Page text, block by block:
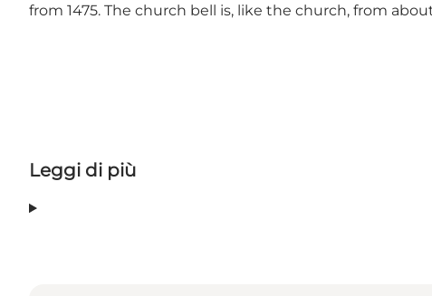
from 1475. The church bell is, like the church, from
Leggi di più